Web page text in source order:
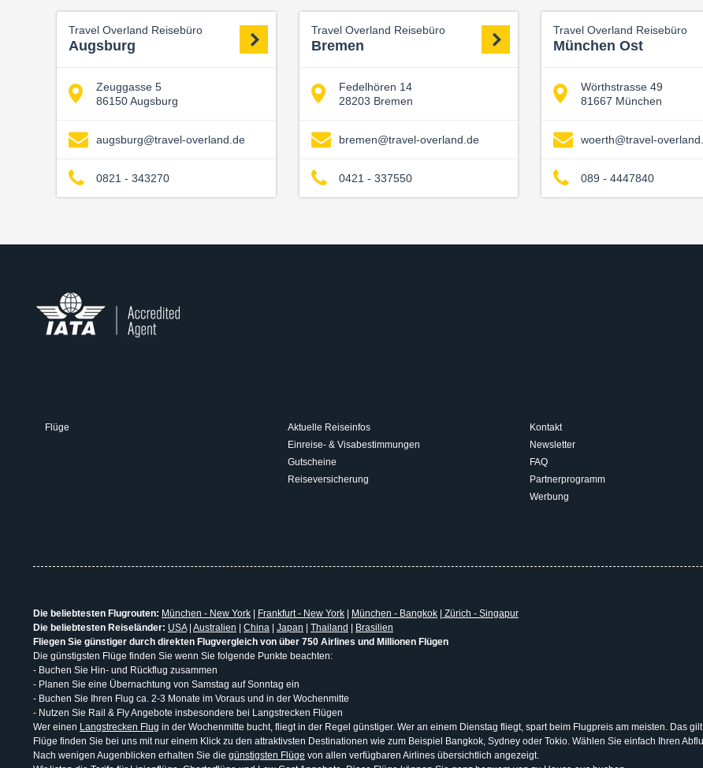
Travel Overland Reisebüro
Augsburg
Zeuggasse 5
86150 Augsburg
augsburg@travel-overland.de
0821 - 343270
Travel Overland Reisebüro
Bremen
Fedelhören 14
28203 Bremen
bremen@travel-overland.de
0421 - 337550
Travel Overland Reisebüro
München Ost
Wörthstrasse 49
81667 München
woerth@travel-
089 - 4447840
Flüge
Aktuelle Reiseinfos
Einreise- & Visabestimmungen
Gutscheine
Reiseversicherung
Kontakt
Newsletter
FAQ
Partnerprogramm
Werbung
Die beliebtesten Flugrouten: München - New York | Frankfurt - New York | München - Bangkok | Zürich - Singapur
Die beliebtesten Reiseländer: USA| Australien | China | Japan | Thailand | Brasilien
Fliegen Sie günstiger durch direkten Flugvergleich von über 750 Airlines und Millionen Flügen
Die günstigsten Flüge finden Sie wenn Sie folgende Punkte beachten:
- Buchen Sie Hin- und Rückflug zusammen
- Planen Sie eine Übernachtung von Samstag auf Sonntag ein
- Buchen Sie Ihren Flug ca. 2-3 Monate im Voraus und in der Wochenmitte
- Nutzen Sie Rail & Fly Angebote insbesondere bei Langstrecken Flügen
Wer einen Langstrecken Flug in der Wochenmitte bucht, fliegt in der Regel günstiger. Wer an einem Dienstag fliegt, spart beim Flugpreis am meisten. Das
Flüge finden Sie bei uns mit nur einem Klick zu den attraktivsten Destinationen wie zum Beispiel Bangkok, Sydney oder Tokio. Wählen Sie einfach Ihren
Nach wenigen Augenblicken erhalten Sie die günstigsten Flüge von allen verfügbaren Airlines übersichtlich angezeigt.